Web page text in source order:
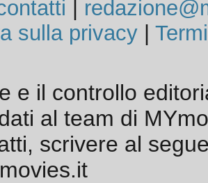
sulla privacy|
e il controllo
al team di
scrivere al